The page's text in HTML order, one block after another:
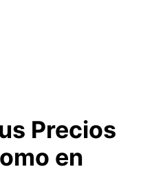
Precios
en